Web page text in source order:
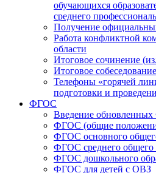
обучающихся
среднего
Получение
Работа конфликтной
области
Итоговое сочинение
Итоговое
Телефоны «горячей
подготовки и
ФГОС
Введение
ФГОС (общие
ФГОС основного
ФГОС среднего общего
ФГОС дошкольного
ФГОС для детей с ОВЗ